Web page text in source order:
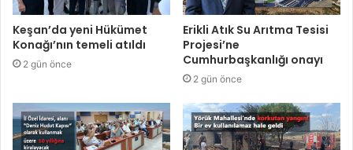
Keşan’da yeni Hükümet
Konağı’nın temeli atıldı
2 gün önce
Erikli Atık Su Arıtma Tesisi
Projesi’ne
Cumhurbaşkanlığı onayı
2 gün önce